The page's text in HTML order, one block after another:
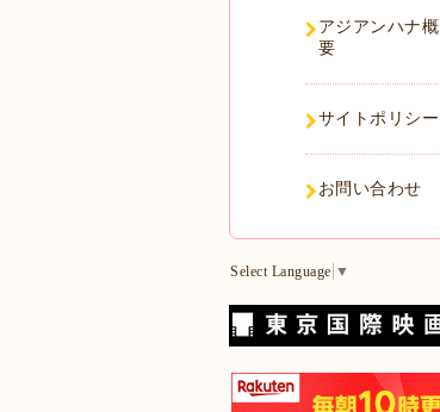
アジアンハナ概
要
サイトポリシー
お問い合わせ
Select Language ▼